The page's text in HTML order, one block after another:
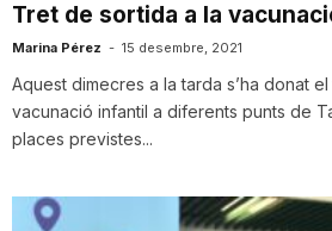
Tret de sortida a la
Marina Pérez - 15 desembre, 2021
Aquest dimecres a la tarda s’ha donat
vacunació infantil a diferents punts de
places previstes...